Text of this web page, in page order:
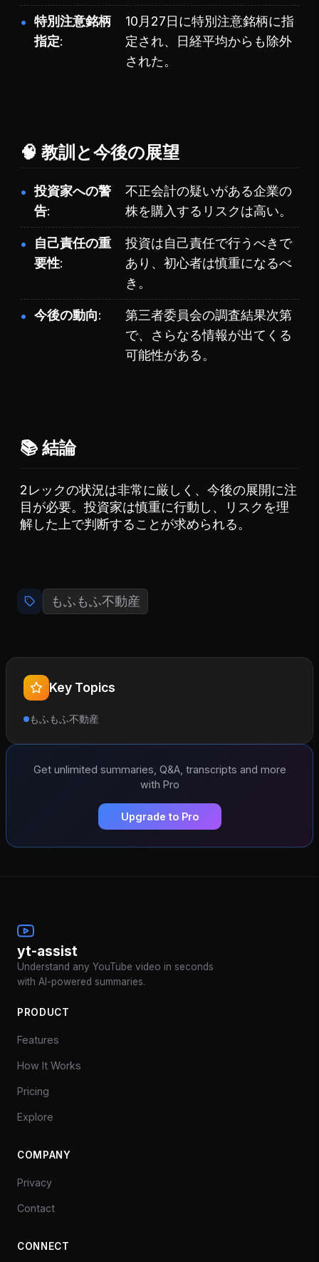
特別注意銘柄
指定
10月27日に特別注意銘柄に指
定され、日経平均からも除外
された。
🧠 教訓と今後の展望
投資家への警
告
不正会計の疑いがある企業の
株を購入するリスクは高い。
自己責任の重
要性
投資は自己責任で行うべきで
あり、初心者は慎重になるべ
き。
今後の動向
第三者委員会の調査結果次第
で、さらなる情報が出てくる
可能性がある。
📚 結論
2レックの状況は非常に厳しく、今後の展開に注
目が必要。投資家は慎重に行動し、リスクを理
解した上で判断することが求められる。
もふもふ不動産
Key Topics
もふもふ不動産
Get unlimited summaries, Q&A, transcripts and more
with Pro
Upgrade to Pro
yt-assist
Understand any YouTube video in seconds
with AI-powered summaries.
PRODUCT
Features
How It Works
Pricing
Explore
COMPANY
Privacy
Contact
CONNECT